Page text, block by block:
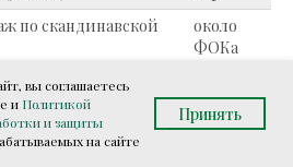
вы соглашаетесь
и Политикой
и защиты
на сайте
Принять
по скандинавской
около
ФОКа
кор.
игровая